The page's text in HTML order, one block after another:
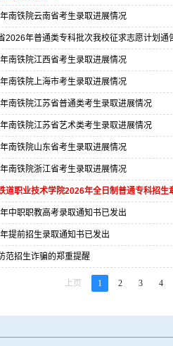
视觉南铁院
南铁院云南省考生录取进展情况
2026年普通类专科批次我校征求志愿计划通
南铁院江西省考生录取进展情况
南铁院上海市考生录取进展情况
南铁院江苏省普通类考生录取进展情况
南铁院江苏省艺术类考生录取进展情况
南铁院山东省考生录取进展情况
南铁院浙江省考生录取进展情况
道职业技术学院2026年全日制普通专科招生
中职职教高考录取通知书已发出
提前招生录取通知书已发出
范招生诈骗的郑重提醒
上页 1 2 3 4